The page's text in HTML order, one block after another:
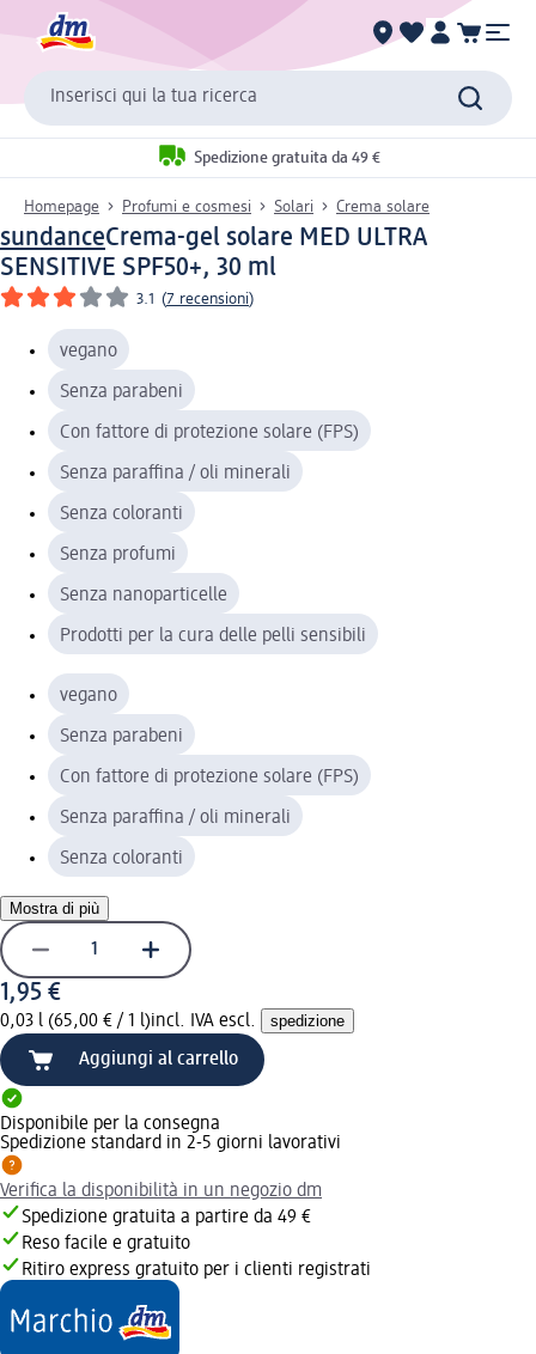
Inserisci qui la tua ricerca
Spedizione gratuita da 49 €
Homepage Profumi e cosmesi Solari Crema solare
sundanceCrema-gel solare MED ULTRA
SENSITIVE SPF50+, 30 ml
3.1 (7 recensioni)
vegano
Senza parabeni
Con fattore di protezione solare (FPS)
Senza paraffina / oli minerali
Senza coloranti
Senza profumi
Senza nanoparticelle
Prodotti per la cura delle pelli sensibili
vegano
Senza parabeni
Con fattore di protezione solare (FPS)
Senza paraffina / oli minerali
Senza coloranti
Mostra di più
1,95 €
0,03 l (65,00 € / 1 l)incl. IVA escl. spedizione
Aggiungi al carrello
Disponibile per la consegna
Spedizione standard in 2-5 giorni lavorativi
Verifica la disponibilità in un negozio dm
Spedizione gratuita a partire da 49 €
Reso facile e gratuito
Ritiro express gratuito per i clienti registrati